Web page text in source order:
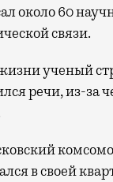
около 60
связи.
ученый
речи, из-за
в своей